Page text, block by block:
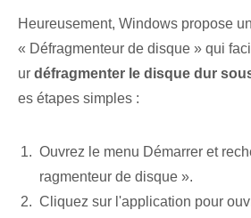
Heureusement, Windows propose
« Défragmenteur de disque » qui
ur défragmenter le disque dur
es étapes simples :
Ouvrez le menu Démarrer et
ragmenteur de disque ».
Cliquez sur l'application pour